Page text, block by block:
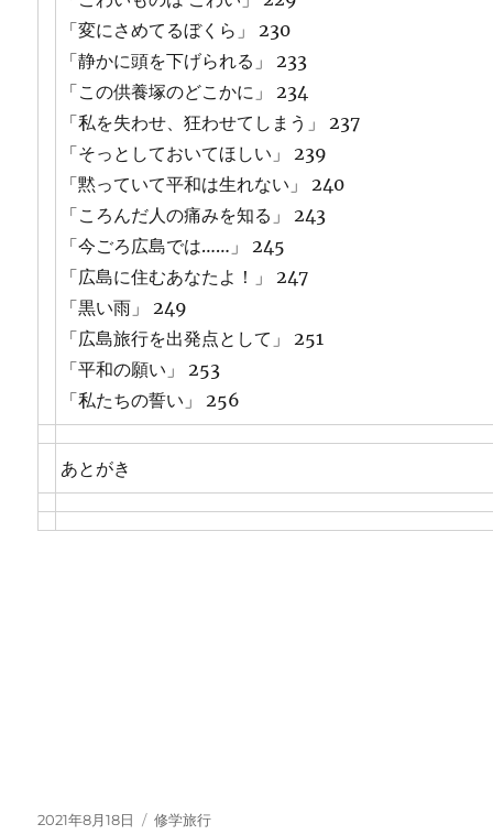
「変にさめてるぼくら」 230
「静かに頭を下げられる」 233
「この供養塚のどこかに」 234
「私を失わせ、狂わせてしまう」 237
「そっとしておいてほしい」 239
「黙っていて平和は生れない」 240
「ころんだ人の痛みを知る」 243
「今ごろ広島では……」 245
「広島に住むあなたよ！」 247
「黒い雨」 249
「広島旅行を出発点として」 251
「平和の願い」 253
「私たちの誓い」 256
あとがき
投
2021年8月18日
カ
修学旅行